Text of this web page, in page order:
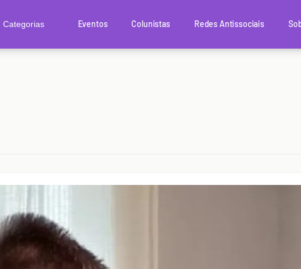
Categorias Eventos Colunistas Redes Antissociais